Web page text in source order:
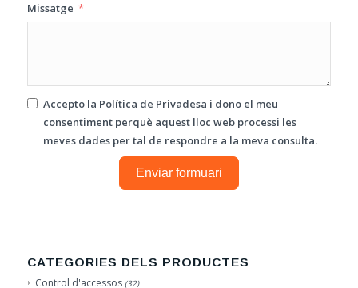
Missatge
Accepto la Política de Privadesa i dono el meu
consentiment perquè aquest lloc web processi les
meves dades per tal de respondre a la meva consulta.
Enviar formuari
CATEGORIES DELS PRODUCTES
Control d'accessos (32)